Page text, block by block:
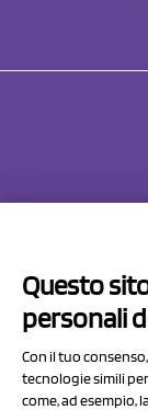
Questo
personali
Con il tuo
tecnologie simili
come, ad esempio,